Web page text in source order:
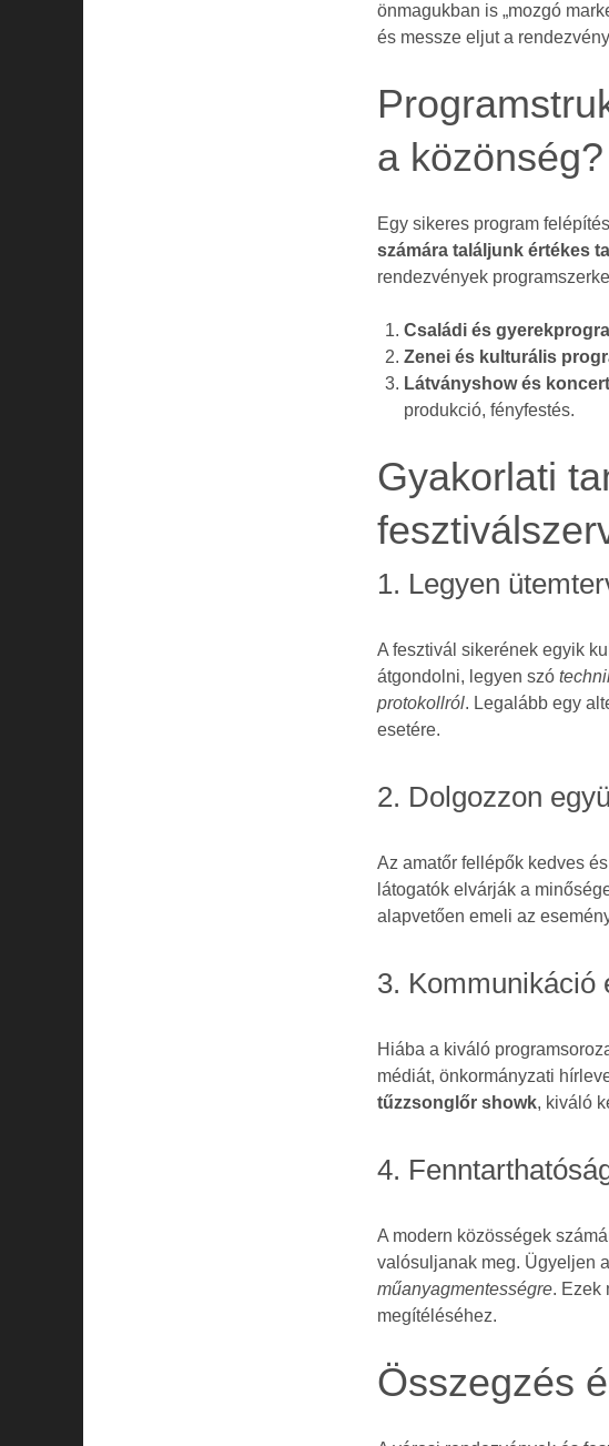
önmagukban is „mozgó
és messze eljut a
a közönség?
Egy sikeres program
számára találjunk értékes
rendezvények
Családi és
Zenei és kulturális
Látványshow és
produkció, fényfestés.
Gyakorlati
1. Legyen
A fesztivál sikerének egyik
átgondolni, legyen szó
protokollról. Legalább egy
esetére.
2. Dolgozzon
Az amatőr fellépők kedves
látogatók elvárják a
alapvetően emeli az
3. Kommunikáció
Hiába a kiváló
médiát, önkormányzati
tűzzsonglőr showk, kiváló
4.
A modern közösségek
valósuljanak meg. Ügyeljen
műanyagmentességre. Ezek
megítéléséhez.
Összegzés